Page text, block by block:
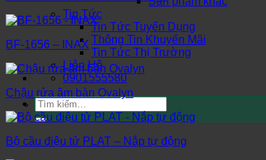
Tin Tức
Tin Tức Tuyển Dụng
Thông Tin Khuyến Mãi
Tin Tức Thị Trường
Liên Hệ
0901555580
Tìm
kiếm:
BF-1656 – INAX
Chậu rửa âm bàn Ovalyn
Bộ cầu điệu tử PLAT – Nắp tự động